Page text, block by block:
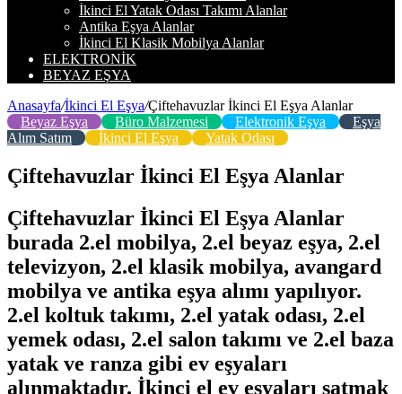
İkinci El Yatak Odası Takımı Alanlar
Antika Eşya Alanlar
İkinci El Klasik Mobilya Alanlar
ELEKTRONIK
BEYAZ EŞYA
Anasayfa/İkinci El Eşya/Çiftehavuzlar İkinci El Eşya Alanlar
Beyaz Eşya
Büro Malzemesi Elektronik Eşya
Eşya
Alım Satım
İkinci El Eşya Yatak Odası
Çiftehavuzlar İkinci El Eşya Alanlar
Çiftehavuzlar İkinci El Eşya Alanlar
burada 2.el mobilya, 2.el beyaz eşya, 2.el
televizyon, 2.el klasik mobilya, avangard
mobilya ve antika eşya alımı yapılıyor.
2.el koltuk takımı, 2.el yatak odası, 2.el
yemek odası, 2.el salon takımı ve 2.el baza
yatak ve ranza gibi ev eşyaları
alınmaktadır. İkinci el ev eşyaları satmak